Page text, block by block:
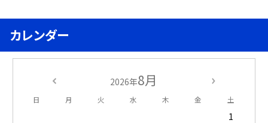
カレンダー
2026年8月
日 月 火 水 木 金 土
1